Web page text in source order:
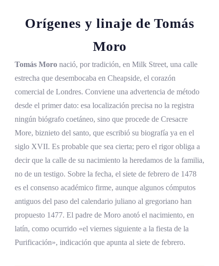
Orígenes y linaje de Tomás
Moro
Tomás Moro nació, por tradición, en Milk Street, una calle
estrecha que desembocaba en Cheapside, el corazón
comercial de Londres. Conviene una advertencia de método
desde el primer dato: esa localización precisa no la registra
ningún biógrafo coetáneo, sino que procede de Cresacre
More, biznieto del santo, que escribió su biografía ya en el
siglo XVII. Es probable que sea cierta; pero el rigor obliga a
decir que la calle de su nacimiento la heredamos de la familia,
no de un testigo. Sobre la fecha, el siete de febrero de 1478
es el consenso académico firme, aunque algunos cómputos
antiguos del paso del calendario juliano al gregoriano han
propuesto 1477. El padre de Moro anotó el nacimiento, en
latín, como ocurrido «el viernes siguiente a la fiesta de la
Purificación», indicación que apunta al siete de febrero.